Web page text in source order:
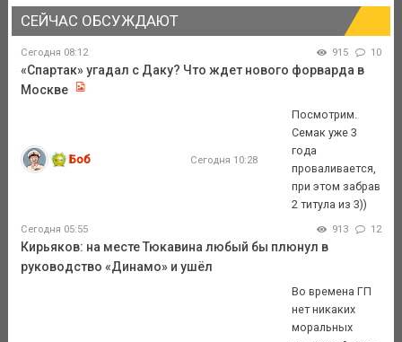
СЕЙЧАС ОБСУЖДАЮТ
Сегодня 08:12 915 10
«Спартак» угадал с Даку? Что ждет нового форварда в
Москве
Боб Сегодня 10:28
Посмотрим.
Семак уже 3
года
проваливается,
при этом забрав
2 титула из 3))
Сегодня 05:55 913 12
Кирьяков: на месте Тюкавина любый бы плюнул в
руководство «Динамо» и ушёл
Во времена ГП
нет никаких
моральных